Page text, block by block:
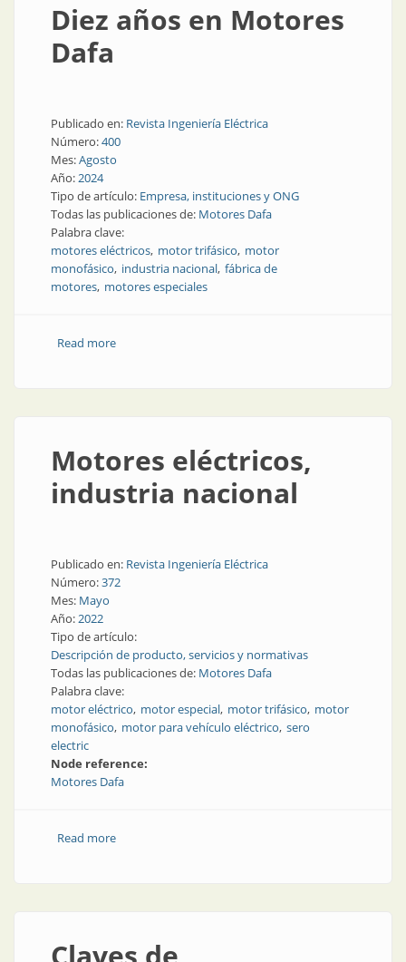
Diez años en Motores
Dafa
Publicado en: Revista Ingeniería Eléctrica
Número:400
Mes:Agosto
Año:2024
Tipo de artículo: Empresa, instituciones y ONG
Todas las publicaciones de: Motores Dafa
Palabra clave:
motores eléctricos motor trifásico motor
monofásico industria nacional fábrica de
motores motores especiales
Read moreabout Diez años en Motores Dafa
Motores eléctricos,
industria nacional
Publicado en: Revista Ingeniería Eléctrica
Número:372
Mes: Mayo
Año:2022
Tipo de artículo:
Descripción de producto, servicios y normativas
Todas las publicaciones de: Motores Dafa
Palabra clave:
motor eléctrico motor especial motor trifásico motor
monofásico motor para vehículo eléctrico sero
electric
Node reference:
Motores Dafa
Read moreabout Motores eléctricos, industria nacional